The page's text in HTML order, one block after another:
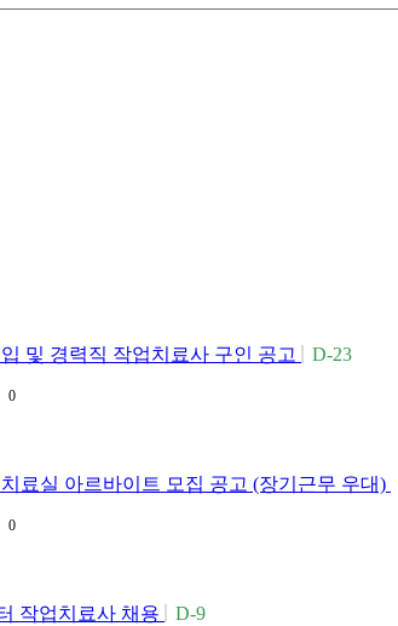
및 경력직 작업치료사 구인 공고 D-23
0
료실 아르바이트 모집 공고 (장기근무 우대)
0
작업치료사 채용 D-9